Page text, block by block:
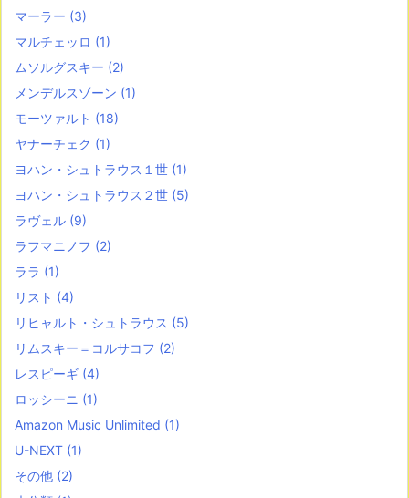
マーラー (3)
マルチェッロ (1)
ムソルグスキー (2)
メンデルスゾーン (1)
モーツァルト (18)
ヤナーチェク (1)
ヨハン・シュトラウス１世 (1)
ヨハン・シュトラウス２世 (5)
ラヴェル (9)
ラフマニノフ (2)
ララ (1)
リスト (4)
リヒャルト・シュトラウス (5)
リムスキー＝コルサコフ (2)
レスピーギ (4)
ロッシーニ (1)
Amazon Music Unlimited (1)
U-NEXT (1)
その他 (2)